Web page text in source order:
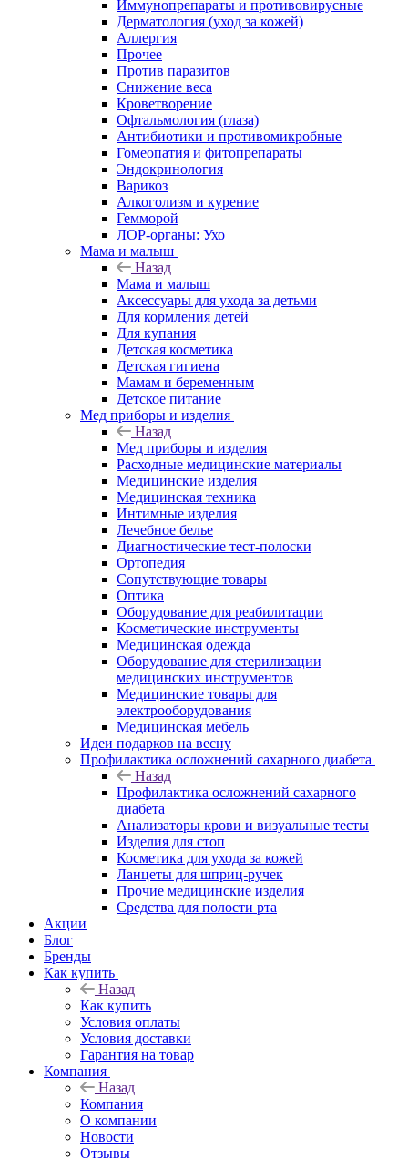
Иммунопрепараты и противовирусные
Дерматология (уход за кожей)
Аллергия
Прочее
Против паразитов
Снижение веса
Кроветворение
Офтальмология (глаза)
Антибиотики и противомикробные
Гомеопатия и фитопрепараты
Эндокринология
Варикоз
Алкоголизм и курение
Гемморой
ЛОР-органы: Ухо
Мама и малыш
Назад
Мама и малыш
Аксессуары для ухода за детьми
Для кормления детей
Для купания
Детская косметика
Детская гигиена
Мамам и беременным
Детское питание
Мед приборы и изделия
Назад
Мед приборы и изделия
Расходные медицинские материалы
Медицинские изделия
Медицинская техника
Интимные изделия
Лечебное белье
Диагностические тест-полоски
Ортопедия
Сопутствующие товары
Оптика
Оборудование для реабилитации
Косметические инструменты
Медицинская одежда
Оборудование для стерилизации
медицинских инструментов
Медицинские товары для
электрооборудования
Медицинская мебель
Идеи подарков на весну
Профилактика осложнений сахарного диабета
Назад
Профилактика осложнений сахарного
диабета
Анализаторы крови и визуальные тесты
Изделия для стоп
Косметика для ухода за кожей
Ланцеты для шприц-ручек
Прочие медицинские изделия
Средства для полости рта
Акции
Блог
Бренды
Как купить
Назад
Как купить
Условия оплаты
Условия доставки
Гарантия на товар
Компания
Назад
Компания
О компании
Новости
Отзывы